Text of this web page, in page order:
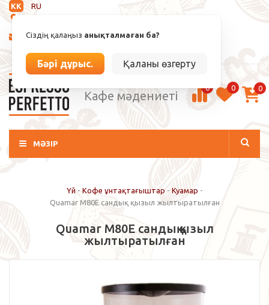
KK
RU
Сіздің қалаңыз анықталмаған ба?
Бәрі дұрыс. Қаланы өзгерту
info@espressoperfetto.kz
Кафе мәдениеті
0 0 0
МӘЗІР
Үй- Кофе ұнтақтағыштар - Куамар -
Quamar M80E сандық қызыл жылтыратылған
Quamar M80E сандық қызыл
жылтыратылған